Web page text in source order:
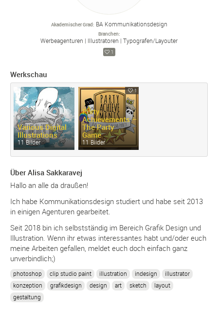
Akademischer Grad BA Kommunikationsdesign
Branchen
Werbeagenturen Illustratoren Typografen/Layouter
1
Werkschau
Various Digital
Illustrations
11 Bilder
1
Party
Achievements –
The Party
Game
11 Bilder
Über Alisa Sakkaravej
Hallo an alle da draußen!
Ich habe Kommunikationsdesign studiert und habe seit 2013
in einigen Agenturen gearbeitet.
Seit 2018 bin ich selbstständig im Bereich Grafik Design und
Illustration. Wenn ihr etwas interessantes habt und/oder euch
meine Arbeiten gefallen, meldet euch doch einfach ganz
unverbindlich;)
photoshop clip studio paint illustration indesign
illustrator
konzeption
grafikdesign design art sketch
layout
gestaltung